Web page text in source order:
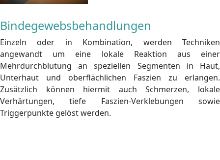
Bindegewebsbehandlungen
Einzeln oder in Kombination, werden Techniken
angewandt um eine lokale Reaktion aus einer
Mehrdurchblutung an speziellen Segmenten in Haut,
Unterhaut und oberflächlichen Faszien zu erlangen.
Zusätzlich können hiermit auch Schmerzen, lokale
Verhärtungen, tiefe Faszien-Verklebungen sowie
Triggerpunkte gelöst werden.